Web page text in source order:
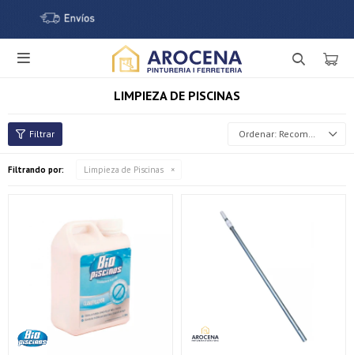

LIMPIEZA DE PISCINAS
Recomendados
Filtrando por: Limpieza de Piscinas